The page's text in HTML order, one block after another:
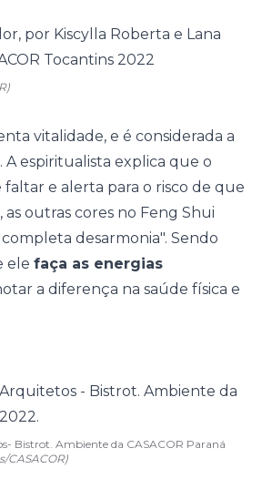
vitalidade, e é considerada a
. A espiritualista explica que o
e alerta para o risco de que
as outras cores no Feng Shui
desarmonia". Sendo
ele faça as energias
a diferença na saúde física e
Bistrot. Ambiente da CASACOR Paraná
CASACOR)